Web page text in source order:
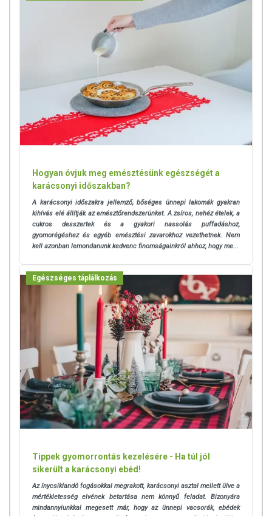
fogyasztási mennyiséget ne lépje túl! Ne szedje a készítményt, ha az
összetevők bármelyikére érzékeny vagy allergiás! Kisgyermektől
Az étrend-kiegészítők az érvényben levő európai uniós szabályozás
szerint élelmiszereknek minősülnek, amelyek a hagyományos étrend
kiegészítését szolgálják, és koncentrált formában tartalmaznak
tápanyagokat. Bár az étrend-kiegészítők kedvező élettani
hatással rendelkezhetnek, amely egyénenként eltérő lehet, jelölésük,
megjelenítésük, és reklámozásuk során nem engedélyezett a
készítményeknek betegséget megelőző vagy gyógyító
Hogyan óvjuk meg emésztésünk egészségét a
karácsonyi időszakban?
A karácsonyi időszakra jellemző, bőséges ünnepi lakomák gyakran
kihívás elé állítják az emésztőrendszerünket. A zsíros, nehéz ételek, a
cukros desszertek és a gyakori nassolás puffadáshoz,
gyomorégéshez és egyéb emésztési zavarokhoz vezethetnek. Nem
kell azonban lemondanunk kedvenc finomságainkról ahhoz, hogy me...
Egészséges táplálkozás
Tippek gyomorrontás kezelésére - Ha túl jól
sikerült a karácsonyi ebéd!
Az ínycsiklandó fogásokkal megrakott, karácsonyi asztal mellett ülve a
mértékletesség elvének betartása nem könnyű feladat. Bizonyára
mindannyiunkkal megesett már, hogy az ünnepi vacsorák, ebédek